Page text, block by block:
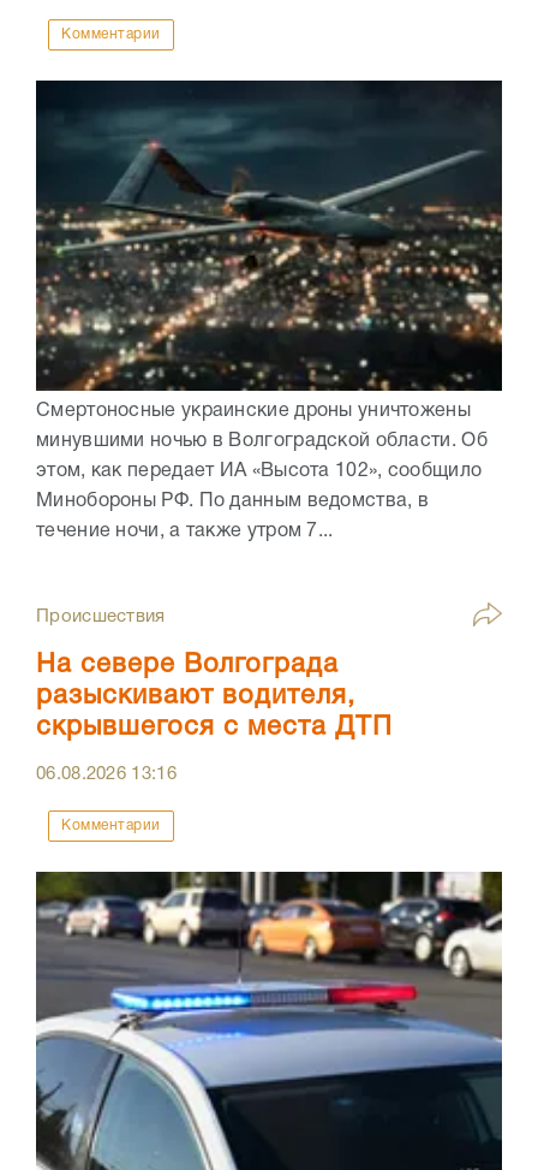
Комментарии
Смертоносные украинские дроны уничтожены
минувшими ночью в Волгоградской области. Об
этом, как передает ИА «Высота 102», сообщило
Минобороны РФ. По данным ведомства, в
течение ночи, а также утром 7...
Происшествия
На севере Волгограда
разыскивают водителя,
скрывшегося с места ДТП
06.08.2026 13:16
Комментарии